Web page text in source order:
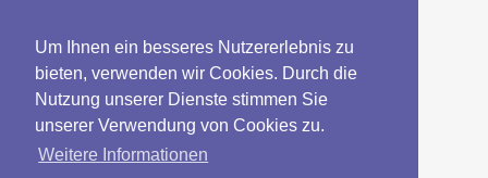
Um Ihnen ein besseres Nutzererlebnis zu
bieten, verwenden wir Cookies. Durch die
Nutzung unserer Dienste stimmen Sie
unserer Verwendung von Cookies zu.
Weitere Informationen